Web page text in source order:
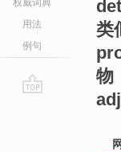
权威词典
用法
例句
类
物